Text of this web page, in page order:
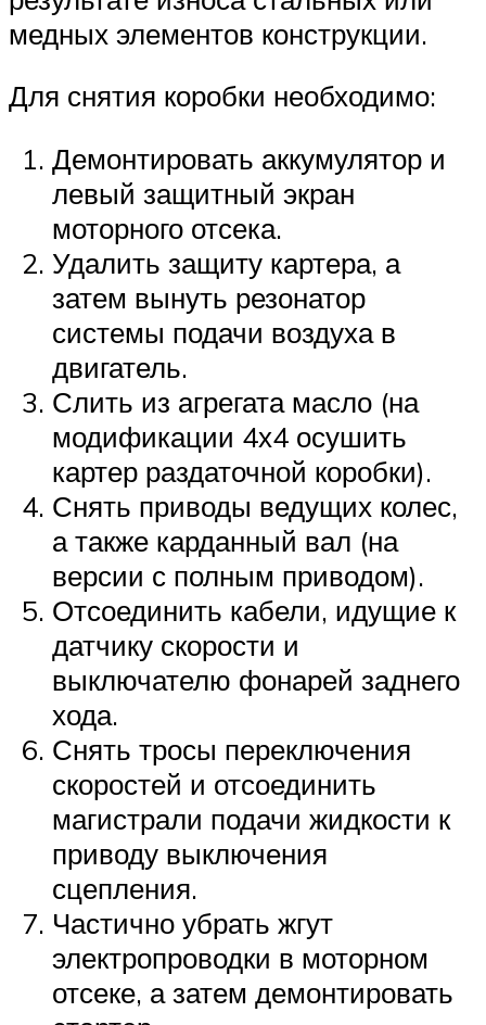
медных элементов конструкции.
Для снятия коробки необходимо:
Демонтировать аккумулятор и
левый защитный экран
моторного отсека.
Удалить защиту картера, а
затем вынуть резонатор
системы подачи воздуха в
двигатель.
Слить из агрегата масло (на
модификации 4х4 осушить
картер раздаточной коробки).
Снять приводы ведущих колес,
а также карданный вал (на
версии с полным приводом).
Отсоединить кабели, идущие к
датчику скорости и
выключателю фонарей заднего
хода.
Снять тросы переключения
скоростей и отсоединить
магистрали подачи жидкости к
приводу выключения
сцепления.
Частично убрать жгут
электропроводки в моторном
отсеке, а затем демонтировать